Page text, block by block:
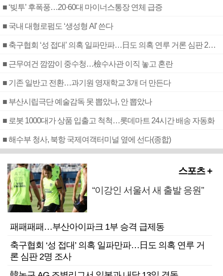
■ ‘빚투’ 후폭풍…20·60대 마이너스통장 연체 급증
■ 국내 대형로펌도 ‘생성형 AI’ 쓴다
■ 축구협회 ‘성 접대’ 의혹 일파만파…日도 의혹 연루 거론 심판 2명 조사
■ 근무여건 깜깜이 중수청…檢수사관 이직 놓고 혼란
■ 기존 일반고 전환…과기원 영재학교 3개 더 만든다
■ 부산시립극단 예술감독 못 뽑았나, 안 뽑았나
■ 로봇 1000대가 상품 입출고 척척…롯데마트 24시간 배송 자동화
■ 해수부 청사, 북항 국제여객터미널 옆에 선다(종합)
스포츠 +
“이강인 서울서 새 출발 응원”
패패패패…부산아이파크 1부 승격 급제동
축구협회 ‘성 접대’ 의혹 일파만파…日도 의혹 연루 거
론 심판 2명 조사